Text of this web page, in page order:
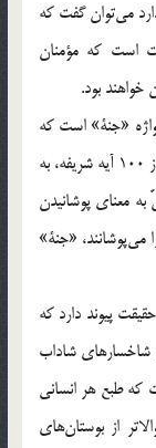
مي‌توان گفت كه
است كه مؤمنان
خواهند بود.
«جنة» است كه
به صورت، مفرد، تثنيه (جنتان) و جمع (جنّات)، در بيش از 100 آيه شريفه، به
معناي پوشانيدن
«جنة»
پيوند دارد كه
شاخسارهاي شاداب
كه طبع هر انساني
از بوستان‌هاي